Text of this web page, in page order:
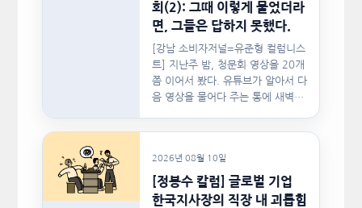
회(2): 그때 이렇게 물었더라
면, 그들은 답하지 못했다.
[강남 소비자저널=유준형 컬럼니스
트] 지난주 밤, 청문회 영상을 20개
쯤 이어서 봤다. 유튜브가 알아서 다
음 영상을 물어다 주는 통에 새벽…
2026년 08월 10일
[정봉수 칼럼] 글로벌 기업
한국지사장의 직장 내 괴롭힘